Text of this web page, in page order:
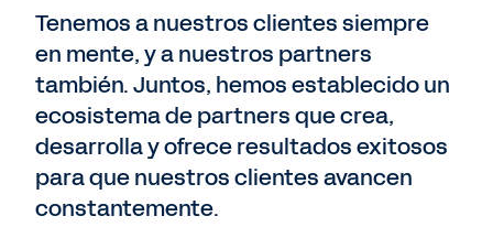
Tenemos a nuestros clientes siempre
en mente, y a nuestros partners
también. Juntos, hemos establecido un
ecosistema de partners que crea,
desarrolla y ofrece resultados exitosos
para que nuestros clientes avancen
constantemente.